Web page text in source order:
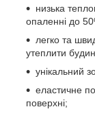
низька
опаленні до
легко та
утеплити
унікальний
еластичне
поверхні;